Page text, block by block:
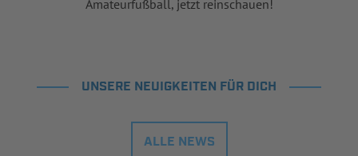
Amateurfußball, jetzt reinschauen!
UNSERE NEUIGKEITEN FÜR DICH
ALLE NEWS